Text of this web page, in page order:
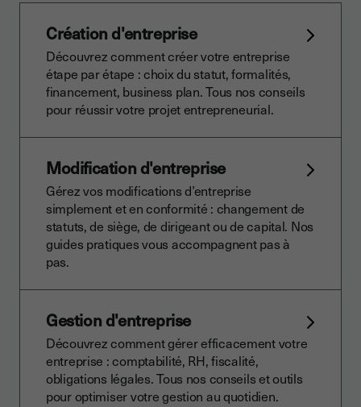
Création d'entreprise
Découvrez comment créer votre entreprise
étape par étape : choix du statut, formalités,
financement, business plan. Tous nos conseils
pour réussir votre projet entrepreneurial.
Modification d'entreprise
Gérez vos modifications d’entreprise
simplement et en conformité : changement de
statuts, de siège, de dirigeant ou de capital. Nos
guides pratiques vous accompagnent pas à
pas.
Gestion d'entreprise
Découvrez comment gérer efficacement votre
entreprise : comptabilité, RH, fiscalité,
obligations légales. Tous nos conseils et outils
pour optimiser votre gestion au quotidien.